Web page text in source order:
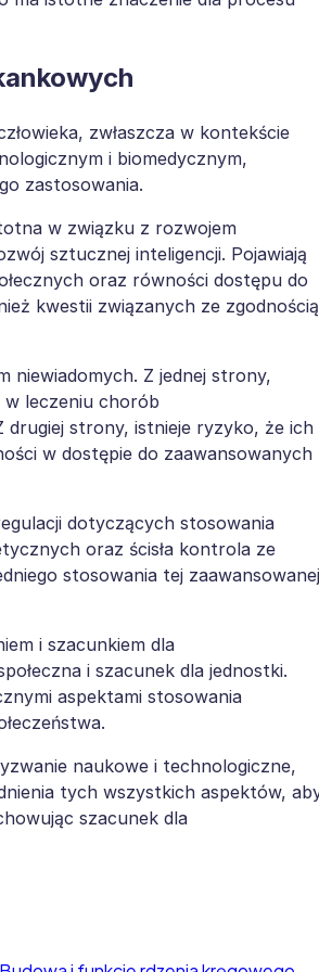
zwłaszcza w kontekście
i biomedycznym,
zastosowania.
w związku z rozwojem
sztucznej inteligencji. Pojawiają
oraz równości dostępu do
kwestii związanych ze zgodnością
niewiadomych. Z jednej strony,
w leczeniu chorób
drugiej strony, istnieje ryzyko, że ich
w dostępie do zaawansowanych
dotyczących stosowania
oraz ścisła kontrola ze
stosowania tej zaawansowanej
i szacunkiem dla
i szacunek dla jednostki.
aspektami stosowania
naukowe i technologiczne,
tych wszystkich aspektów,
szacunek dla